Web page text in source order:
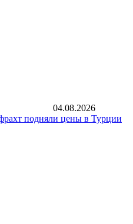
04.08.2026
подняли цены в Турции